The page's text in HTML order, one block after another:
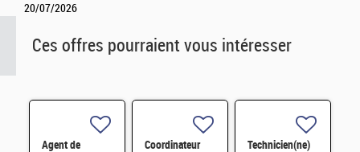
20/07/2026
Ces offres pourraient vous intéresser
Agent de
Coordinateur
Technicien(ne)